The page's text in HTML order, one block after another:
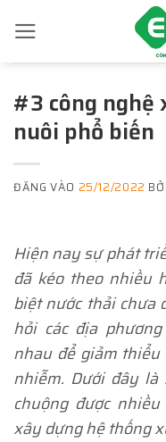
qua
nội
#3 công nghệ
nuôi phổ biến
ĐĂNG VÀO 25/12/2022 BỞI
Hiện nay sự phát
đã kéo theo nhiều
biệt nước thải chưa
hỏi các địa
nhau để giảm
nhiễm. Dưới đây
chuộng được
xây dựng hệ thống